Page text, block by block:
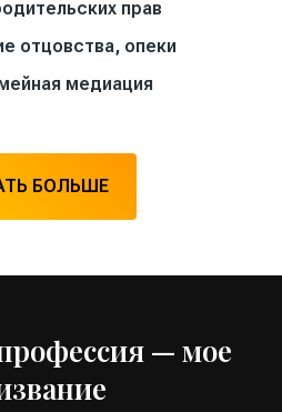
прав
отцовства, опеки
медиация
БОЛЬШЕ
— мое